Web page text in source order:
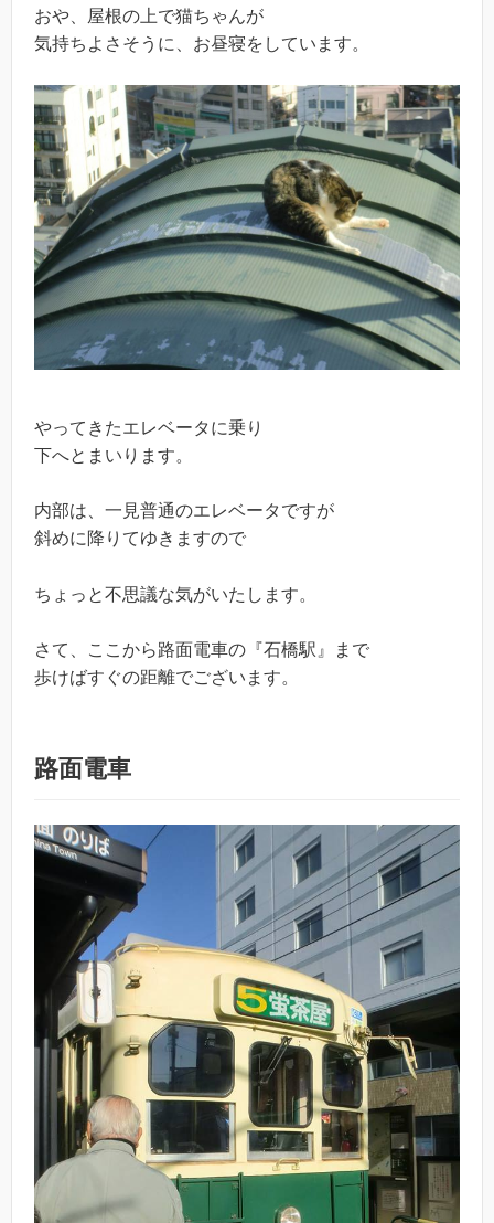
おや、屋根の上で猫ちゃんが
気持ちよさそうに、お昼寝をしています。
やってきたエレベータに乗り
下へとまいります。
内部は、一見普通のエレベータですが
斜めに降りてゆきますので
ちょっと不思議な気がいたします。
さて、ここから路面電車の『石橋駅』まで
歩けばすぐの距離でございます。
路面電車